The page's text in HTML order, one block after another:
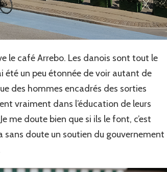
le café Arrebo. Les danois sont tout le
été un peu étonnée de voir autant de
des hommes encadrés des sorties
vraiment dans l’éducation de leurs
me doute bien que si ils le font, c’est
sans doute un soutien du gouvernement